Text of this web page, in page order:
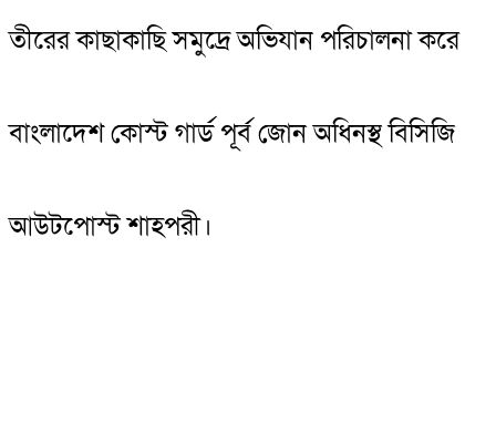
তীরের কাছাকাছি সমুদ্রে অভিযান পরিচালনা করে
বাংলাদেশ কোস্ট গার্ড পূর্ব জোন অধিনস্থ বিসিজি
আউটপোস্ট শাহপরী।